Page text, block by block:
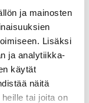
ja mainosten
Lisäksi
ja analytiikka-
käytät
näitä
tai joita on